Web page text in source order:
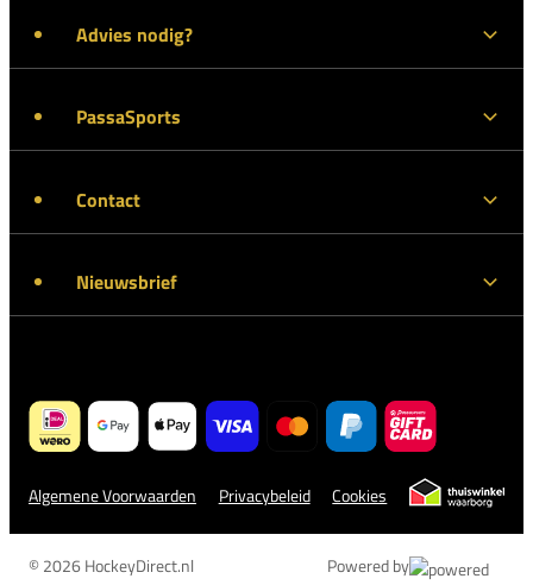
Advies nodig?
PassaSports
Contact
Nieuwsbrief
Algemene Voorwaarden Privacybeleid Cookies
© 2026 HockeyDirect.nl Powered by